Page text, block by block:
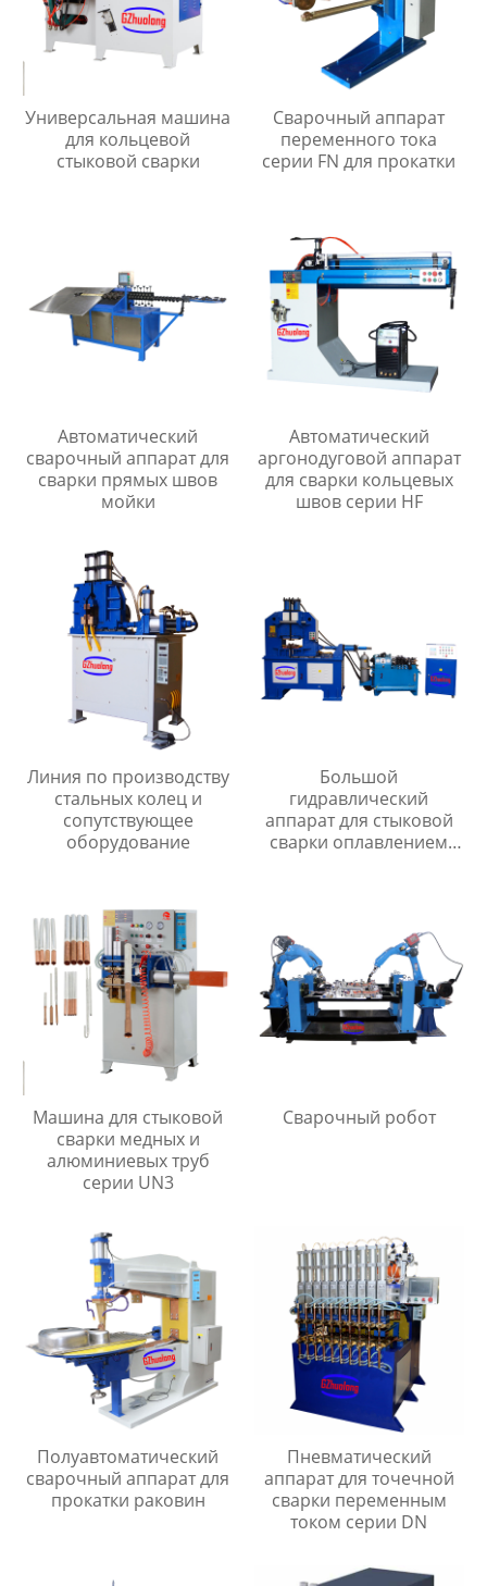
Универсальная машина
для кольцевой
стыковой сварки
Сварочный аппарат
переменного тока
серии FN для прокатки
Автоматический
сварочный аппарат для
сварки прямых швов
мойки
Автоматический
аргонодуговой аппарат
для сварки кольцевых
швов серии HF
Линия по производству
стальных колец и
сопутствующее
оборудование
Большой
гидравлический
аппарат для стыковой
сварки оплавлением
Машина для стыковой
сварки медных и
алюминиевых труб
серии UN3
Сварочный робот
Полуавтоматический
сварочный аппарат для
прокатки раковин
Пневматический
аппарат для точечной
сварки переменным
током серии DN